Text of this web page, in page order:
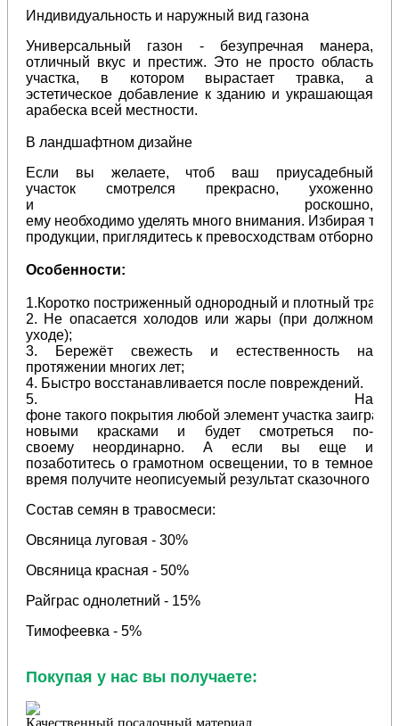
Индивидуальность и наружный вид газона
Универсальный газон - безупречная манера,
отличный вкус и престиж. Это не просто область
участка, в котором вырастает травка, а
эстетическое добавление к зданию и украшающая
арабеска всей местности.
В ландшафтном дизайне
Если вы желаете, чтоб ваш приусадебный
участок смотрелся прекрасно, ухоженно
и роскошно,
ему необходимо уделять много внимания. Избирая тот
продукции, приглядитесь к превосходствам отборного
Особенности:
1.Коротко постриженный однородный и плотный
2. Не опасается холодов или жары (при должном
уходе);
3. Бережёт
свежесть и естественность на
протяжении многих лет;
4. Быстро восстанавливается после повреждений.
5. На
фоне такого покрытия любой элемент участка заиграет
новыми красками и будет смотреться по-
своему
неординарно. А если вы еще и
позаботитесь о грамотном освещении, то в темное
время получите неописуемый результат сказочного
Состав семян в травосмеси:
Овсяница луговая - 30%
Овсяница красная - 50%
Райграс однолетний - 15%
Тимофеевка - 5%
Покупая у нас вы получаете:
Качественный посадочный материал